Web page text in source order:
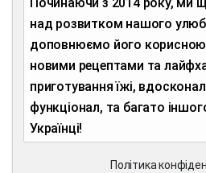
над розвитком нашого
доповнюємо його
новими рецептами та
приготування їжі,
функціонал, та багато
Українці!
Політика